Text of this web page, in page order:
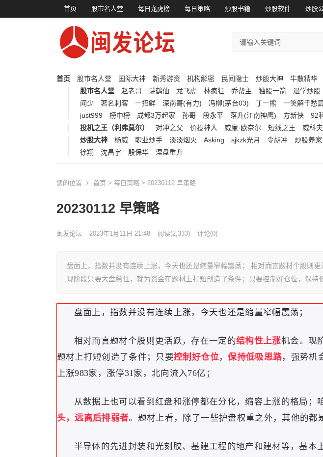
首页 股市名人堂 每日龙虎榜 每日策略 炒股书籍 炒股软件 炒股
首页 股市名人堂 国际大神 新秀游资 机构解密 民间隐士 炒股大神 牛散精华
股市名人堂
赵老哥 瑞鹤仙 龙飞虎 林疯狂 乔帮主 独股一箭 退学炒股
闻少
著名刺客 一招鲜 深南哥(有力) 冯柳(茅台03) 丁一熊 一笑解千愁
just999
榜中榜 成都3万起家 孙哥 段永平 落升(江南神鹰) 方新侠 92
投机之王（利弗莫尔）
对冲之父 价投神人 威廉·欧奈尔 短线之王 威科夫
炒股大神
杨威 职业炒手 淡淡烟火 Asking sjkzk光月 令胡冲 炒股养家
徐翔
沈昌宇 殷保华 涅盘重升
您的位置 首页 > 每日策略 > 20230112 早策略
20230112 早策略
闽发论坛 2023年1月11日 21:48 阅读(2,333) 评论(0)
盘面上，指数并没有连续上涨，今天也还是缩量窄幅震荡； 相对而言题材个股则更
现阶段只要大盘稳住，就为资金在题材上打短创造了条件；只要控制好仓位，保持
盘面上，指数并没有连续上涨，今天也还是缩量窄幅震荡；
相对而言题材个股则更活跃，存在一定的结构性上涨机会。 现
题材上打短创造了条件； 只要控制好仓位，保持低吸思路，强势机
上涨983家，涨停31家，北向流入76亿；
从数据上也可以看到红盘和涨停都在分化，缩容上涨的格局；
头，远离后排弱者。 题材上看，除了一些护盘权重之外，其他的都
半导体的先进封装和光刻胶、基建工程的地产和建材等，基本